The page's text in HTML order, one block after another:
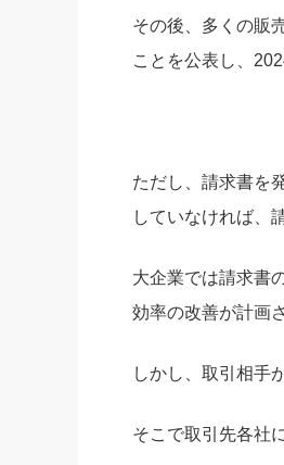
その後、多くの販
ことを公表し、
ただし、請求書を
していなければ、
大企業では請求書
効率の改善が計画
しかし、取引相手
そこで取引先各社